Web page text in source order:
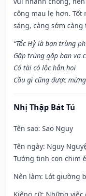
công mau lẹ hơn. Tốt
sáng, càng sớm càng
“Tốc Hỷ là bạn trùng
Gặp trùng gặp bạn vợ
Có tài có lộc hẳn hoi
Cầu gì cũng được
Nhị Thập Bát Tú
Tên sao: Sao Nguy
Tên ngày: Nguy
Tướng tinh con chim
Nên làm: Lót giường